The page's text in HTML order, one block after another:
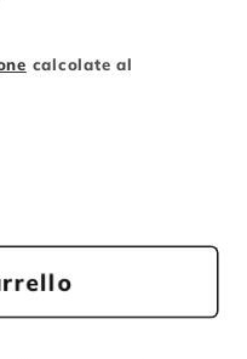
calcolate al